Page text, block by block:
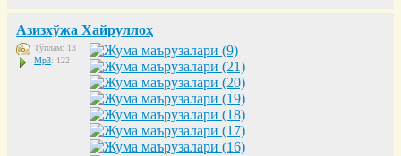
Азизхўжа Хайруллоҳ
Тўплам: 13
Mp3: 122